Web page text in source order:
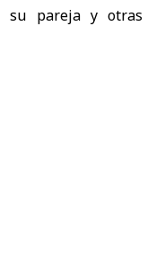
su pareja y otras